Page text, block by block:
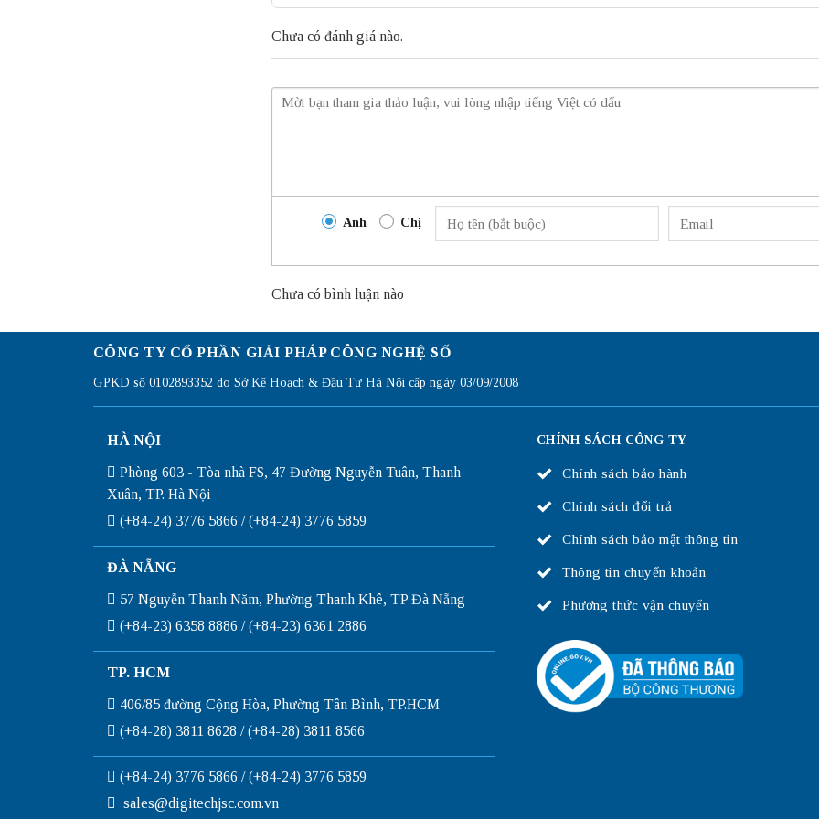
Chưa có đánh giá nào.
Anh Chị
Chưa có bình luận nào
CÔNG TY CỔ PHẦN GIẢI PHÁP CÔNG NGHỆ SỐ
GPKD số 0102893352 do Sở Kế Hoạch & Đầu Tư Hà Nội cấp ngày 03/09/2008
HÀ NỘI
Phòng 603 - Tòa nhà FS, 47 Đường Nguyễn Tuân, Thanh
Xuân, TP. Hà Nội
(+84-24) 3776 5866 / (+84-24) 3776 5859
ĐÀ NẴNG
57 Nguyễn Thanh Năm, Phường Thanh Khê, TP Đà Nẵng
(+84-23) 6358 8886 / (+84-23) 6361 2886
TP. HCM
406/85 đường Cộng Hòa, Phường Tân Bình, TP.HCM
(+84-28) 3811 8628 / (+84-28) 3811 8566
(+84-24) 3776 5866 / (+84-24) 3776 5859
sales@digitechjsc.com.vn
CHÍNH SÁCH CÔNG TY
Chính sách bảo hành
Chính sách đổi trả
Chính sách bảo mật thông tin
Thông tin chuyển khoản
Phương thức vận chuyển